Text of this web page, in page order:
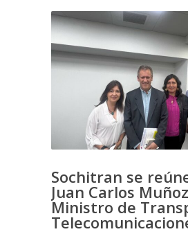
Sochitran se
Juan Carlos
Ministro de